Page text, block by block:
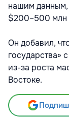
нашим данным,
$200–500 млн
Он добавил,
государства»
из-за роста
Востоке.